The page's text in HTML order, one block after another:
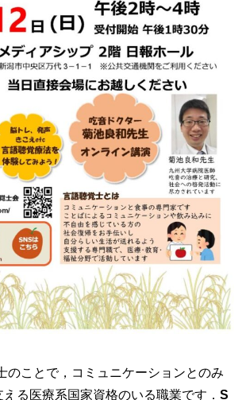
のことで，コミュニケーションとのみ
る医療系国家資格のいる職業です． S